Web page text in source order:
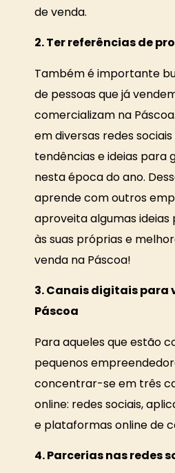
de venda.
2. Ter referências de
Também é importante
de pessoas que já
comercializam na
em diversas redes
tendências e ideias para
nesta época do ano.
aprende com outros
aproveita algumas
às suas próprias e
venda na Páscoa!
3. Canais digitais para
Páscoa
Para aqueles que estão
pequenos
concentrar-se em três
online: redes sociais,
e plataformas online de
4. Parcerias nas redes